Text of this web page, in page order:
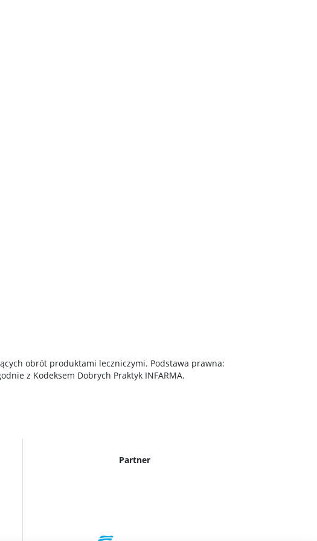
obrót produktami leczniczymi. Podstawa prawna:
z Kodeksem Dobrych Praktyk INFARMA.
Partner